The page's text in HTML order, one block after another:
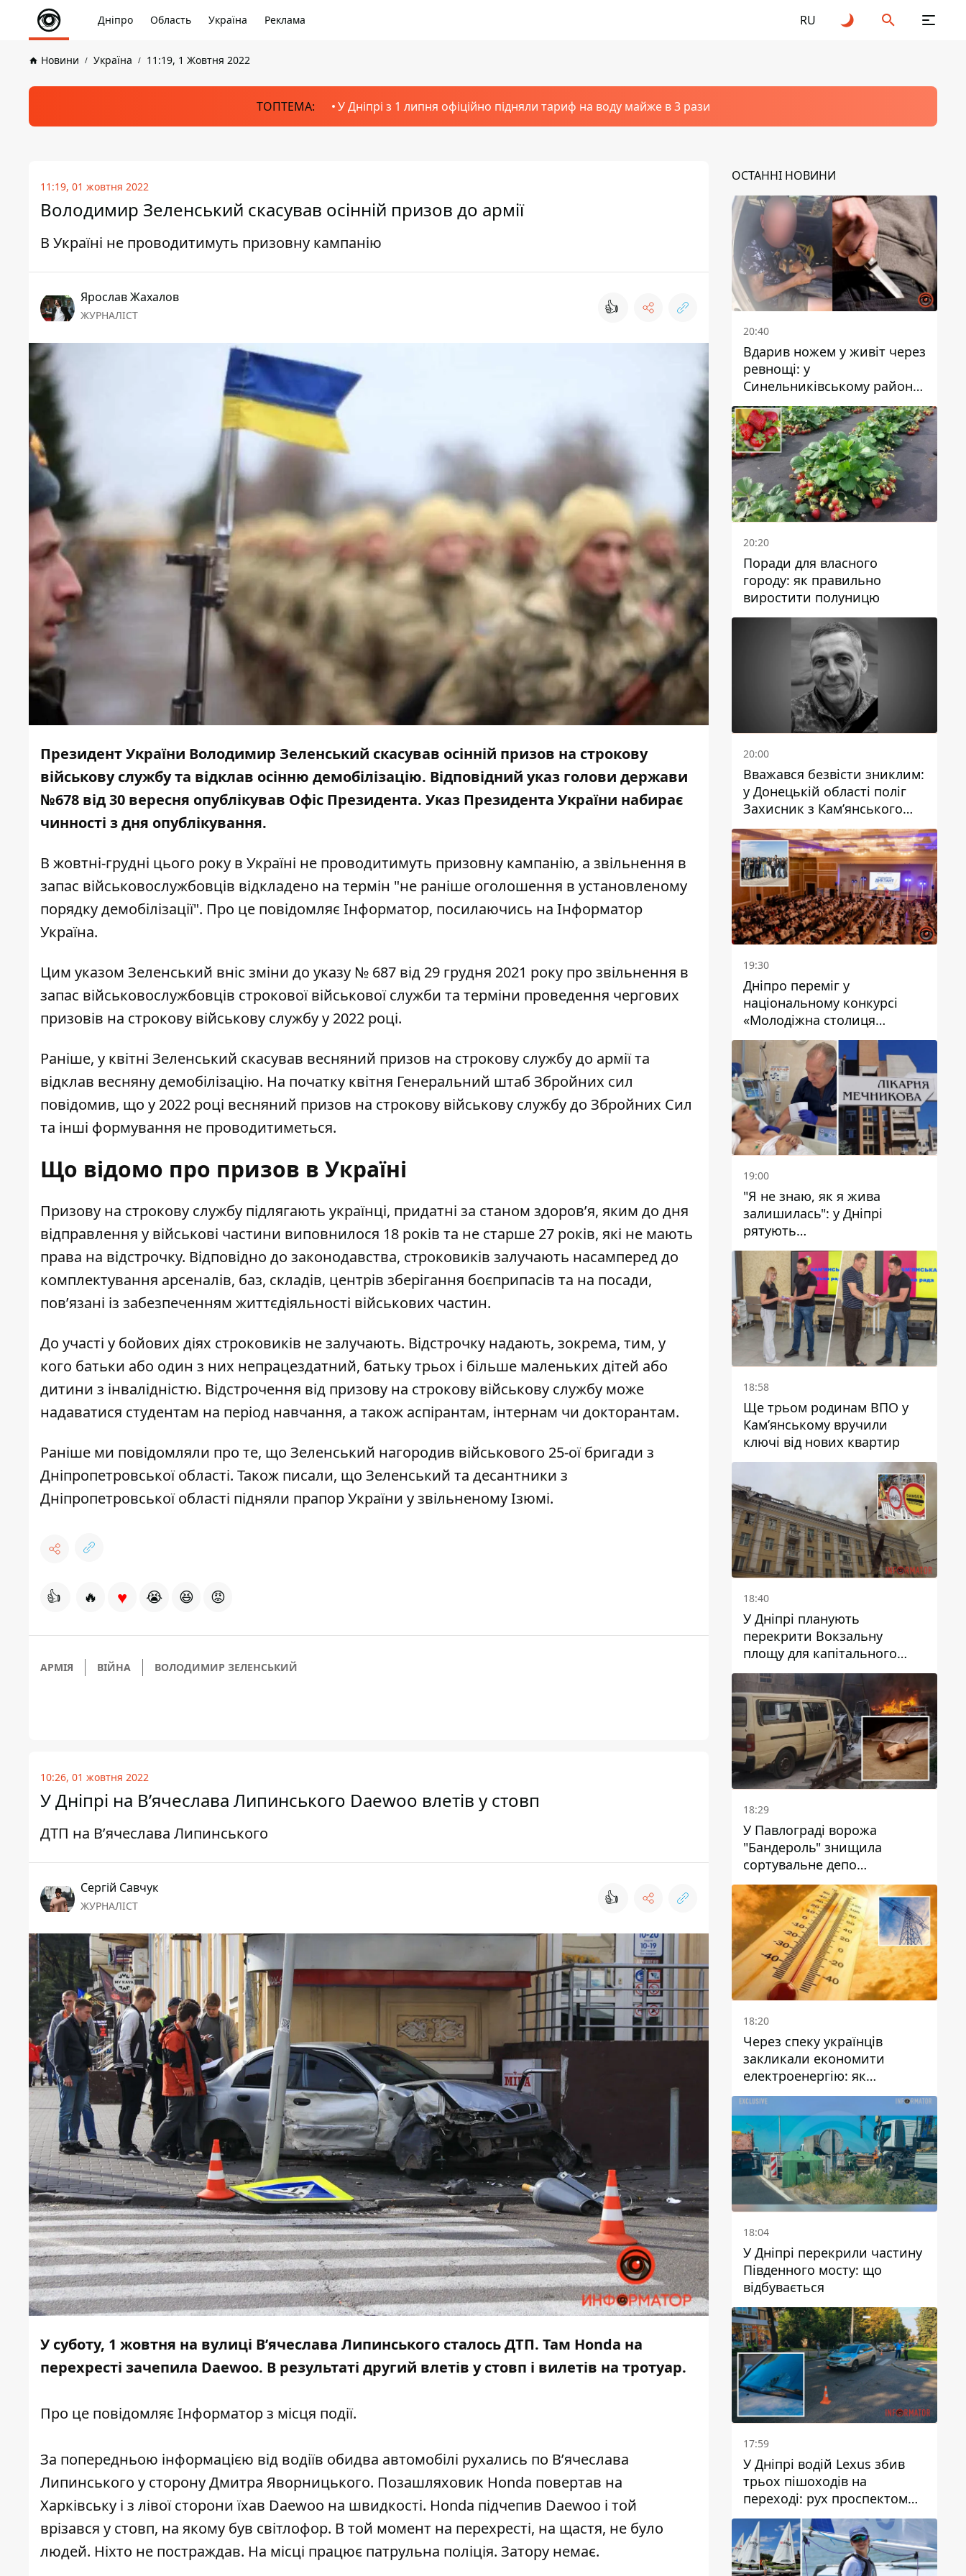
Дніпро Область Україна Реклама RU
Новини Україна 11:19, 1 Жовтня 2022
ТОПТЕМА: У Дніпрі з 1 липня офіційно підняли тариф на воду майже в 3 рази
11:19, 01 жовтня 2022
Володимир Зеленський скасував осінній призов до армії
В Україні не проводитимуть призовну кампанію
Ярослав Жахалов
ЖУРНАЛІСТ 👍
Президент України Володимир Зеленський скасував осінній призов на строкову
військову службу та відклав осінню демобілізацію. Відповідний указ голови держави
№678 від 30 вересня опублікував Офіс Президента. Указ Президента України набирає
чинності з дня опублікування.
В жовтні-грудні цього року в Україні не проводитимуть призовну кампанію, а звільнення в
запас військовослужбовців відкладено на термін "не раніше оголошення в установленому
порядку демобілізації". Про це повідомляє Інформатор, посилаючись на Інформатор
Україна.
Цим указом Зеленський вніс зміни до указу № 687 від 29 грудня 2021 року про звільнення в
запас військовослужбовців строкової військової служби та терміни проведення чергових
призовів на строкову військову службу у 2022 році.
Раніше, у квітні Зеленський скасував весняний призов на строкову службу до армії та
відклав весняну демобілізацію. На початку квітня Генеральний штаб Збройних сил
повідомив, що у 2022 році весняний призов на строкову військову службу до Збройних Сил
та інші формування не проводитиметься.
Що відомо про призов в Україні
Призову на строкову службу підлягають українці, придатні за станом здоров’я, яким до дня
відправлення у військові частини виповнилося 18 років та не старше 27 років, які не мають
права на відстрочку. Відповідно до законодавства, строковиків залучають насамперед до
комплектування арсеналів, баз, складів, центрів зберігання боєприпасів та на посади,
пов’язані із забезпеченням життєдіяльності військових частин.
До участі у бойових діях строковиків не залучають. Відстрочку надають, зокрема, тим, у
кого батьки або один з них непрацездатний, батьку трьох і більше маленьких дітей або
дитини з інвалідністю. Відстрочення від призову на строкову військову службу може
надаватися студентам на період навчання, а також аспірантам, інтернам чи докторантам.
Раніше ми повідомляли про те, що Зеленський нагородив військового 25-ої бригади з
Дніпропетровської області. Також писали, що Зеленський та десантники з
Дніпропетровської області підняли прапор України у звільненому Ізюмі.
👍 🔥 ♥ 😭 😆 😡
АРМІЯ ВІЙНА ВОЛОДИМИР ЗЕЛЕНСЬКИЙ
10:26, 01 жовтня 2022
У Дніпрі на В’ячеслава Липинського Daewoo влетів у стовп
ДТП на В’ячеслава Липинського
Сергій Савчук
ЖУРНАЛІСТ 👍
У суботу, 1 жовтня на вулиці В’ячеслава Липинського сталось ДТП. Там Honda на
перехресті зачепила Daewoo. В результаті другий влетів у стовп і вилетів на тротуар.
Про це повідомляє Інформатор з місця події.
За попередньою інформацією від водіїв обидва автомобілі рухались по В’ячеслава
Липинського у сторону Дмитра Яворницького. Позашляховик Honda повертав на
Харківську і з лівої сторони їхав Daewoo на швидкості. Honda підчепив Daewoo і той
врізався у стовп, на якому був світлофор. В той момент на перехресті, на щастя, не було
людей. Ніхто не постраждав. На місці працює патрульна поліція. Затору немає.
ОСТАННІ НОВИНИ
20:40
Вдарив ножем у живіт через
ревнощі: у
Синельниківському районі
затримали 49-річного
чоловіка за вбивство
20:20
Поради для власного
городу: як правильно
виростити полуницю
20:00
Вважався безвісти зниклим:
у Донецькій області поліг
Захисник з Кам’янського
Антон Красовський
19:30
Дніпро переміг у
національному конкурсі
«Молодіжна столиця
України – 2026»
19:00
"Я не знаю, як я жива
залишилась": у Дніпрі
рятують
військовослужбовицю та
мати чотирьох дітей, яку
поранив КАБ
18:58
Ще трьом родинам ВПО у
Кам’янському вручили
ключі від нових квартир
18:40
У Дніпрі планують
перекрити Вокзальну
площу для капітального
ремонту будинку, в який
влучила ворожа ракета: які
терміни
18:29
У Павлограді ворожа
"Бандероль" знищила
сортувальне депо
"Укрпошти" та вбила двох
працівниць
18:20
Через спеку українців
закликали економити
електроенергію: як
уникнути перевантаження
мереж
18:04
У Дніпрі перекрили частину
Південного мосту: що
відбувається
17:59
У Дніпрі водій Lexus збив
трьох пішоходів на
переході: рух проспектом
Науки ускладнений